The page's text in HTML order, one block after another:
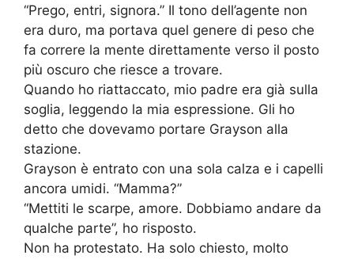
“Prego, entri, signora.” Il tono dell’agente non
era duro, ma portava quel genere di peso che
fa correre la mente direttamente verso il posto
più oscuro che riesce a trovare.
Quando ho riattaccato, mio padre era già sulla
soglia, leggendo la mia espressione. Gli ho
detto che dovevamo portare Grayson alla
stazione.
Grayson è entrato con una sola calza e i capelli
ancora umidi. “Mamma?”
“Mettiti le scarpe, amore. Dobbiamo andare da
qualche parte”, ho risposto.
Non ha protestato. Ha solo chiesto, molto